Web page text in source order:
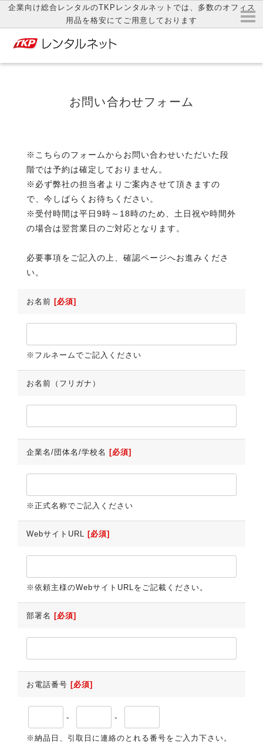
企業向け総合レンタルのTKPレンタルネットでは、多数のオフィス
用品を格安にてご用意しております
お問い合わせフォーム
※こちらのフォームからお問い合わせいただいた段
階では予約は確定しておりません。
※必ず弊社の担当者よりご案内させて頂きますの
で、今しばらくお待ちください。
※受付時間は平日9時～18時のため、土日祝や時間外
の場合は翌営業日のご対応となります。
必要事項をご記入の上、確認ページへお進みくださ
い。
お名前 [必須]
※フルネームでご記入ください
お名前（フリガナ）
企業名/団体名/学校名 [必須]
※正式名称でご記入ください
WebサイトURL [必須]
※依頼主様のWebサイトURLをご記載ください。
部署名 [必須]
お電話番号 [必須]
- -
※納品日、引取日に連絡のとれる番号をご入力下さい。